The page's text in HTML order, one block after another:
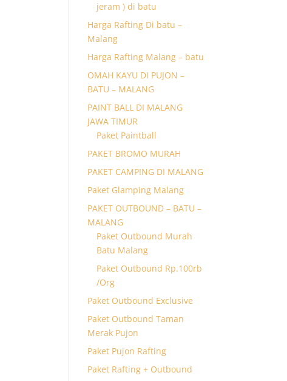
jeram ) di batu
Harga Rafting Di batu –
Malang
Harga Rafting Malang – batu
OMAH KAYU DI PUJON –
BATU – MALANG
PAINT BALL DI MALANG
JAWA TIMUR
Paket Paintball
PAKET BROMO MURAH
PAKET CAMPING DI MALANG
Paket Glamping Malang
PAKET OUTBOUND – BATU –
MALANG
Paket Outbound Murah
Batu Malang
Paket Outbound Rp.100rb
/Org
Paket Outbound Exclusive
Paket Outbound Taman
Merak Pujon
Paket Pujon Rafting
Paket Rafting + Outbound